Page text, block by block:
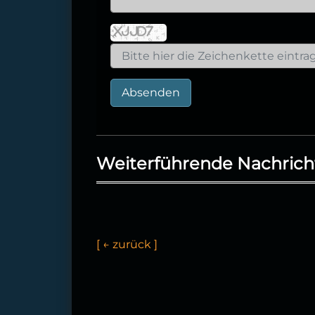
Absenden
Weiterführende
[ ← zurück ]